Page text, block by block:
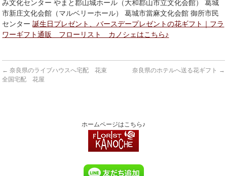
み文化センター やまと郡山城ホール（大和郡山市立文化会館） 葛城
市新庄文化会館（マルベリーホール） 葛城市當麻文化会館 御所市民
センター誕生日プレゼント、バースデープレゼントの花ギフト｜フラ
ワーギフト通販 フローリスト カノシェはこちら♪
← 奈良県のライブハウスへ宅配 花束
全国宅配 花屋
奈良県のホテルへ送る花ギフト →
ホームページはこちら♪